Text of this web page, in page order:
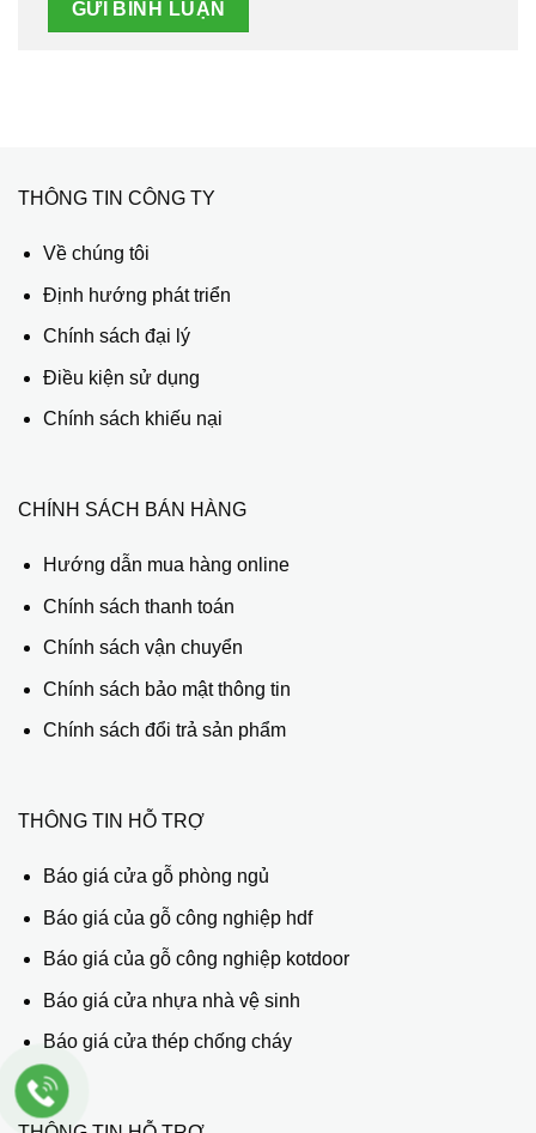
THÔNG TIN CÔNG TY
Về chúng tôi
Định hướng phát triển
Chính sách đại lý
Điều kiện sử dụng
Chính sách khiếu nại
CHÍNH SÁCH BÁN HÀNG
Hướng dẫn mua hàng online
Chính sách thanh toán
Chính sách vận chuyển
Chính sách bảo mật thông tin
Chính sách đổi trả sản phẩm
THÔNG TIN HỖ TRỢ
Báo giá cửa gỗ phòng ngủ
Báo giá của gỗ công nghiệp hdf
Báo giá của gỗ công nghiệp kotdoor
Báo giá cửa nhựa nhà vệ sinh
Báo giá cửa thép chống cháy